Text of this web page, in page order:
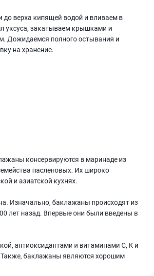
до верха кипящей водой и вливаем в
уксуса, закатываем крышками и
Дожидаемся полного остывания и
на хранение.
консервируются в маринаде из
пасленовых. Их широко
и азиатской кухнях.
Изначально, баклажаны происходят из
лет назад. Впервые они были введены в
антиоксидантами и витаминами С, К и
баклажаны являются хорошим